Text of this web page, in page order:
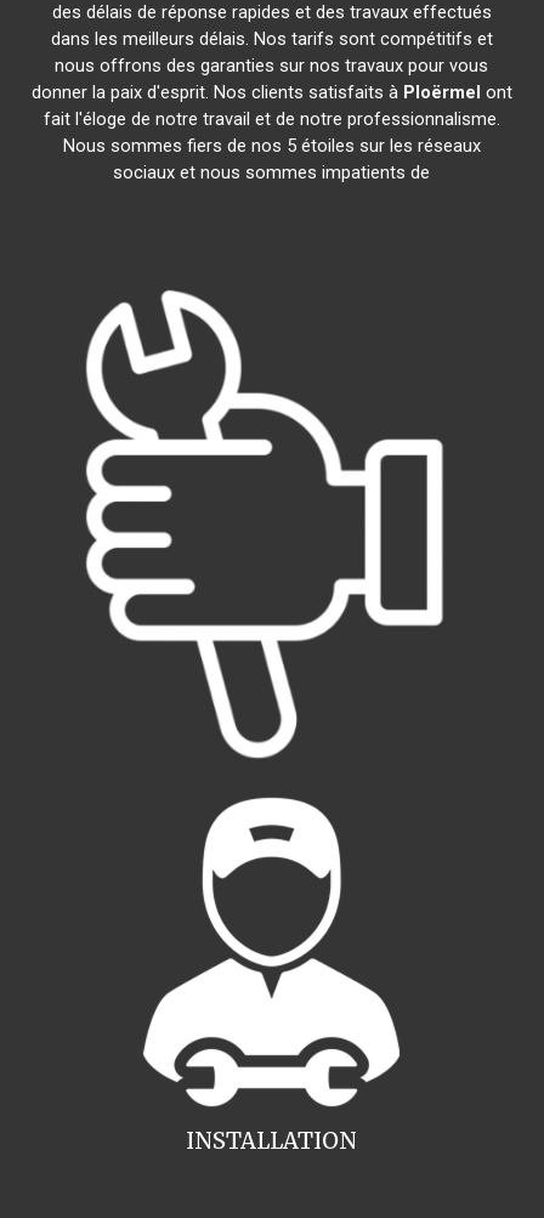
des délais de réponse rapides et des travaux effectués
dans les meilleurs délais. Nos tarifs sont compétitifs et
nous offrons des garanties sur nos travaux pour vous
donner la paix d'esprit. Nos clients satisfaits à Ploërmel ont
fait l'éloge de notre travail et de notre professionnalisme.
Nous sommes fiers de nos 5 étoiles sur les réseaux
sociaux et nous sommes impatients de
INSTALLATION